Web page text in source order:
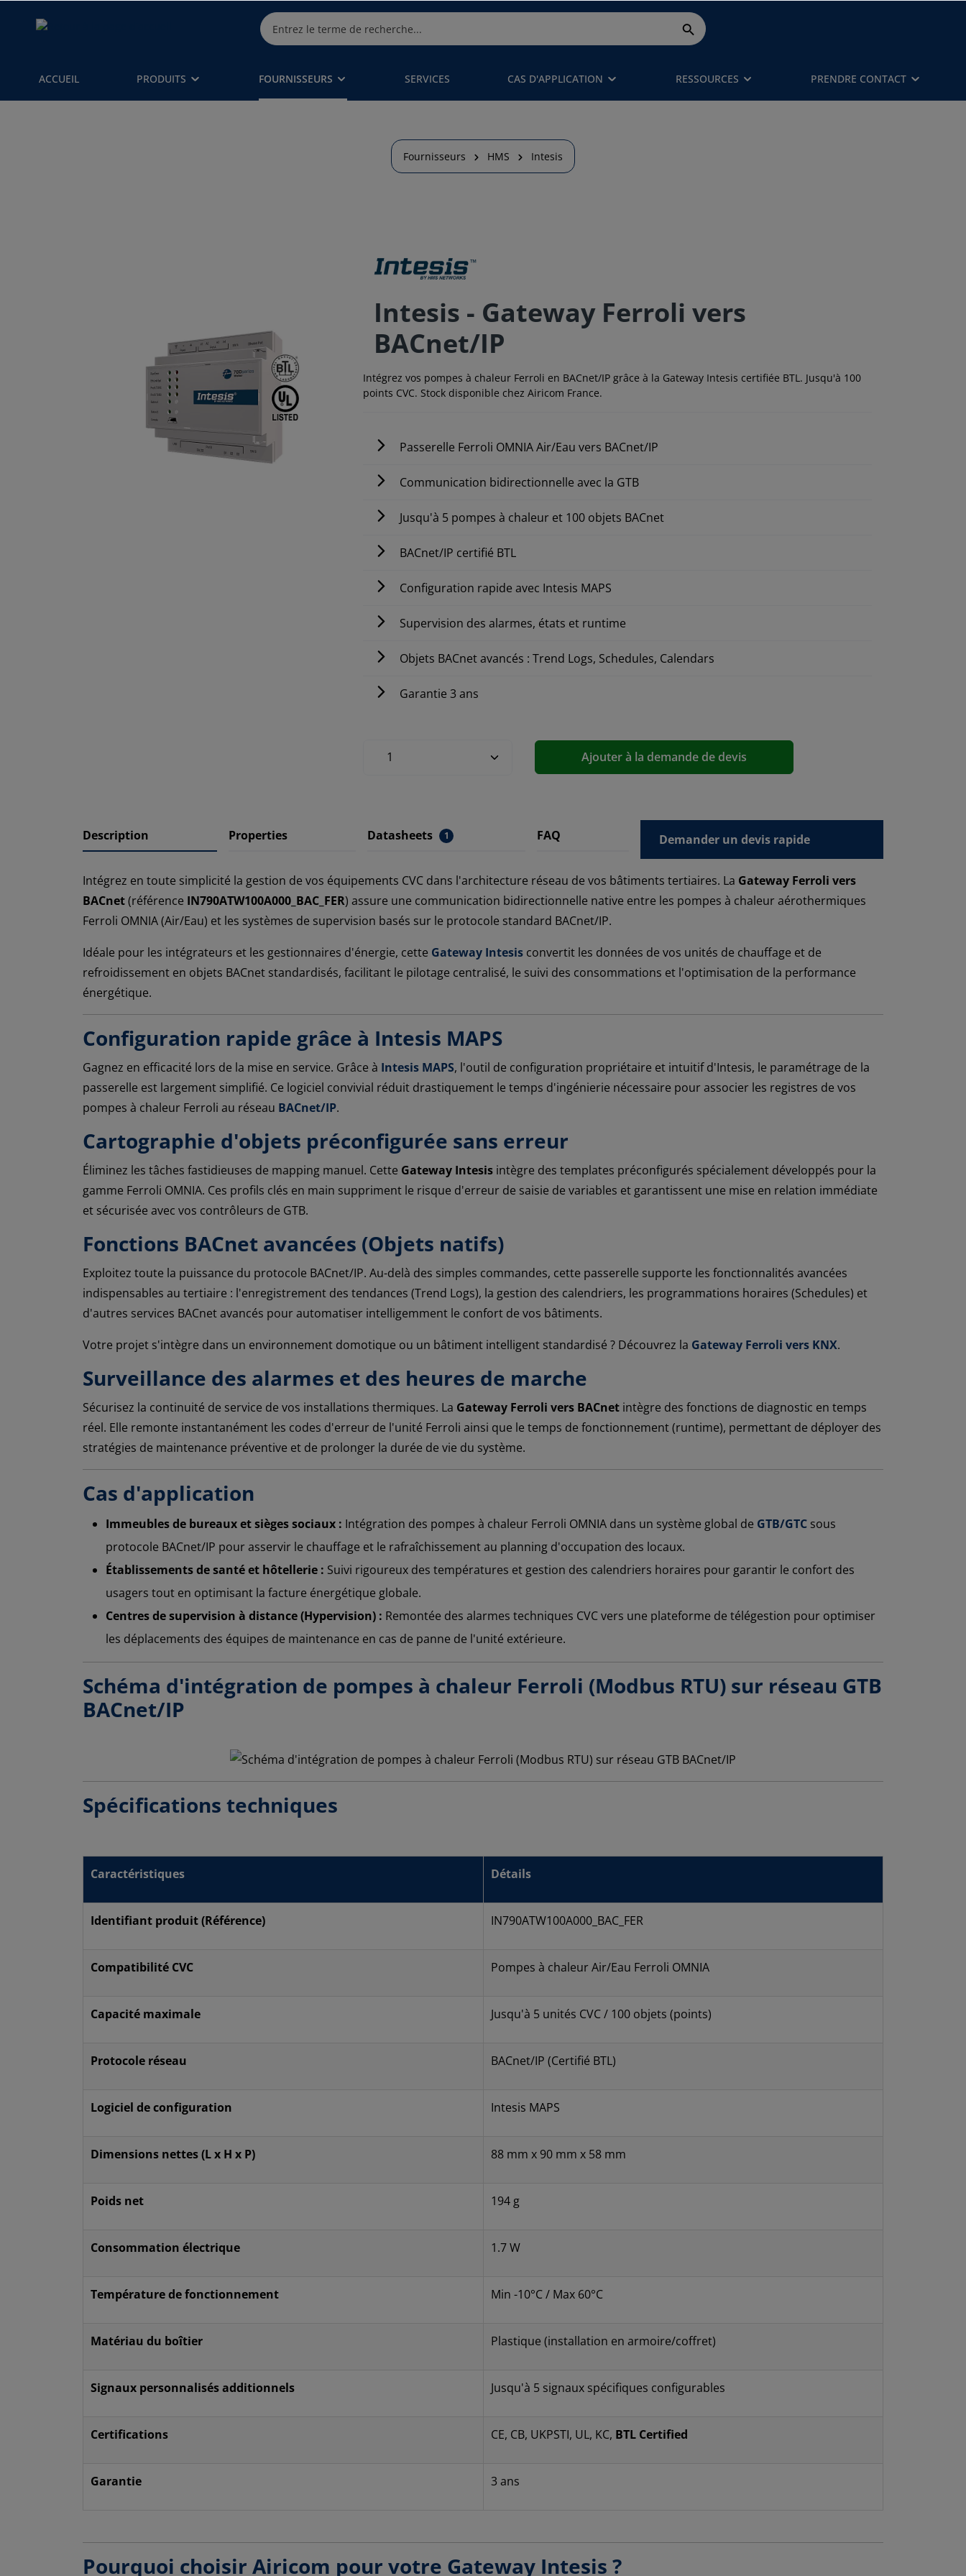
ACCUEIL PRODUITS FOURNISSEURS SERVICES CAS D'APPLICATION RESSOURCES PRENDRE CONTACT
Fournisseurs HMS Intesis
Intesis - Gateway Ferroli vers
BACnet/IP
Intégrez vos pompes à chaleur Ferroli en BACnet/IP grâce à la Gateway Intesis certifiée BTL. Jusqu'à 100
points CVC. Stock disponible chez Airicom France.
Passerelle Ferroli OMNIA Air/Eau vers BACnet/IP
Communication bidirectionnelle avec la GTB
Jusqu'à 5 pompes à chaleur et 100 objets BACnet
BACnet/IP certifié BTL
Configuration rapide avec Intesis MAPS
Supervision des alarmes, états et runtime
Objets BACnet avancés : Trend Logs, Schedules, Calendars
Garantie 3 ans
Ajouter à la demande de devis
Description Properties Datasheets 1 FAQ Demander un devis rapide
Intégrez en toute simplicité la gestion de vos équipements CVC dans l'architecture réseau de vos bâtiments tertiaires. La Gateway Ferroli vers
BACnet(référence IN790ATW100A000_BAC_FER) assure une communication bidirectionnelle native entre les pompes à chaleur aérothermiques
Ferroli OMNIA (Air/Eau) et les systèmes de supervision basés sur le protocole standard BACnet/IP.
Idéale pour les intégrateurs et les gestionnaires d'énergie, cette Gateway Intesis convertit les données de vos unités de chauffage et de
refroidissement en objets BACnet standardisés, facilitant le pilotage centralisé, le suivi des consommations et l'optimisation de la performance
énergétique.
Configuration rapide grâce à Intesis MAPS
Gagnez en efficacité lors de la mise en service. Grâce à Intesis MAPS, l'outil de configuration propriétaire et intuitif d'Intesis, le paramétrage de la
passerelle est largement simplifié. Ce logiciel convivial réduit drastiquement le temps d'ingénierie nécessaire pour associer les registres de vos
pompes à chaleur Ferroli au réseau BACnet/IP.
Cartographie d'objets préconfigurée sans erreur
Éliminez les tâches fastidieuses de mapping manuel. Cette Gateway Intesis intègre des templates préconfigurés spécialement développés pour la
gamme Ferroli OMNIA. Ces profils clés en main suppriment le risque d'erreur de saisie de variables et garantissent une mise en relation immédiate
et sécurisée avec vos contrôleurs de GTB.
Fonctions BACnet avancées (Objets natifs)
Exploitez toute la puissance du protocole BACnet/IP. Au-delà des simples commandes, cette passerelle supporte les fonctionnalités avancées
indispensables au tertiaire : l'enregistrement des tendances (Trend Logs), la gestion des calendriers, les programmations horaires (Schedules) et
d'autres services BACnet avancés pour automatiser intelligemment le confort de vos bâtiments.
Votre projet s'intègre dans un environnement domotique ou un bâtiment intelligent standardisé ? Découvrez la Gateway Ferroli vers KNX.
Surveillance des alarmes et des heures de marche
Sécurisez la continuité de service de vos installations thermiques. La Gateway Ferroli vers BACnet intègre des fonctions de diagnostic en temps
réel. Elle remonte instantanément les codes d'erreur de l'unité Ferroli ainsi que le temps de fonctionnement (runtime), permettant de déployer des
stratégies de maintenance préventive et de prolonger la durée de vie du système.
Cas d'application
Immeubles de bureaux et sièges sociaux : Intégration des pompes à chaleur Ferroli OMNIA dans un système global de GTB/GTC sous
protocole BACnet/IP pour asservir le chauffage et le rafraîchissement au planning d'occupation des locaux.
Établissements de santé et hôtellerie : Suivi rigoureux des températures et gestion des calendriers horaires pour garantir le confort des
usagers tout en optimisant la facture énergétique globale.
Centres de supervision à distance (Hypervision) : Remontée des alarmes techniques CVC vers une plateforme de télégestion pour optimiser
les déplacements des équipes de maintenance en cas de panne de l'unité extérieure.
Schéma d'intégration de pompes à chaleur Ferroli (Modbus RTU) sur réseau GTB
BACnet/IP
Spécifications techniques
Caractéristiques Détails
Identifiant produit (Référence) IN790ATW100A000_BAC_FER
Compatibilité CVC Pompes à chaleur Air/Eau Ferroli OMNIA
Capacité maximale Jusqu'à 5 unités CVC / 100 objets (points)
Protocole réseau BACnet/IP (Certifié BTL)
Logiciel de configuration Intesis MAPS
Dimensions nettes (L x H x P) 88 mm x 90 mm x 58 mm
Poids net 194 g
Consommation électrique 1.7 W
Température de fonctionnement Min -10°C / Max 60°C
Matériau du boîtier Plastique (installation en armoire/coffret)
Signaux personnalisés additionnels Jusqu'à 5 signaux spécifiques configurables
Certifications CE, CB, UKPSTI, UL, KC, BTL Certified
Garantie 3 ans
Pourquoi choisir Airicom pour votre Gateway Intesis ?